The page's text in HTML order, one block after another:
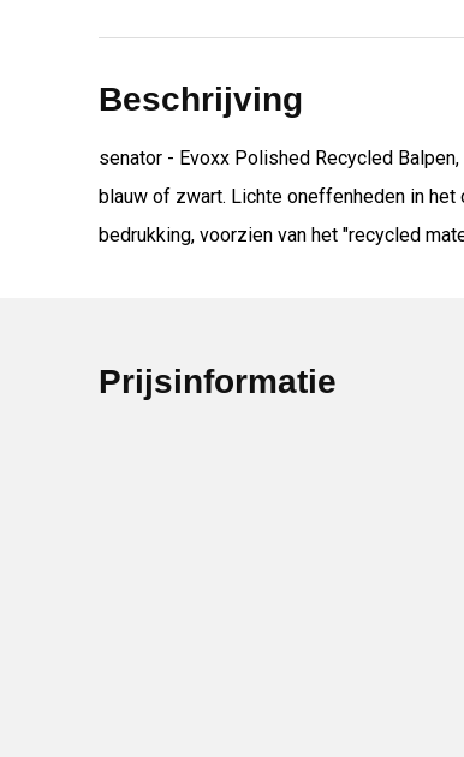
Beschrijving
senator - Evoxx Polished Recycled
blauw of zwart. Lichte oneffenheden in
bedrukking, voorzien van het "recycled
Prijsinformatie